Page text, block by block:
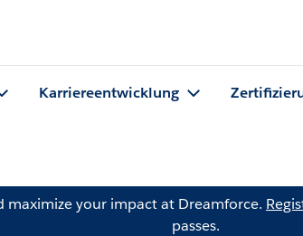
Karriereentwicklung
maximize your impact at Dreamforce.
passes.